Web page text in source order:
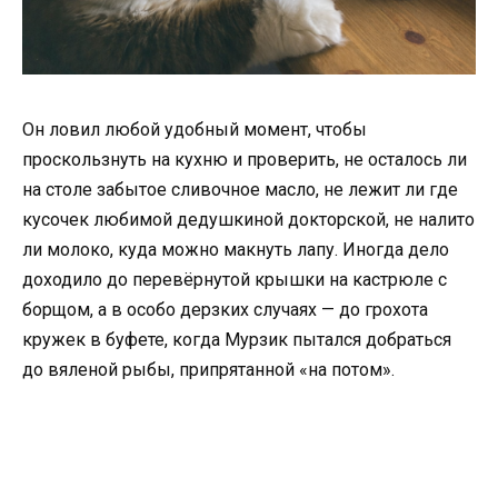
Он ловил любой удобный момент, чтобы
проскользнуть на кухню и проверить, не осталось ли
на столе забытое сливочное масло, не лежит ли где
кусочек любимой дедушкиной докторской, не налито
ли молоко, куда можно макнуть лапу. Иногда дело
доходило до перевёрнутой крышки на кастрюле с
борщом, а в особо дерзких случаях — до грохота
кружек в буфете, когда Мурзик пытался добраться
до вяленой рыбы, припрятанной «на потом».